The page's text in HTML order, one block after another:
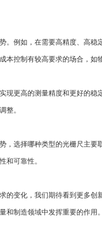
例如，在需要高精度、高稳
本控制有较高要求的场合，如
更高的测量精度和更好的稳
整。
选择哪种类型的光栅尺主要
和可靠性。
变化，我们期待看到更多创
和制造领域中发挥重要的作用。